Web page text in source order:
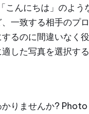
こんにちは」のよ
一致する相手のプ
るのに間違いなく
した写真を選択す
りませんか?